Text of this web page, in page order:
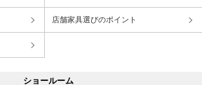
店舗家具選びのポイント
ショールーム